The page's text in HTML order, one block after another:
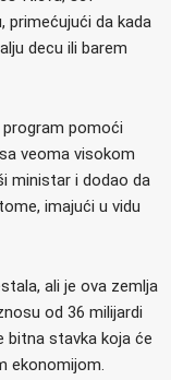
primećujući da kada
decu ili barem
program pomoći
veoma visokom
ministar i dodao da
imajući u vidu
ali je ova zemlja
od 36 milijardi
bitna stavka koja će
ekonomijom.